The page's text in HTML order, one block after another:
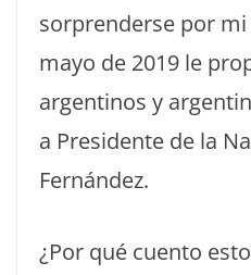
sorprenderse por
mayo de 2019 le
argentinos y
a Presidente de la
Fernández.
¿Por qué cuento